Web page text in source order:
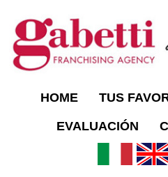
HOME TUS
EVALUACIÓN